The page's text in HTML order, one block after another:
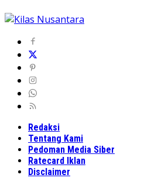
Redaksi
Tentang Kami
Pedoman Media Siber
Ratecard Iklan
Disclaimer